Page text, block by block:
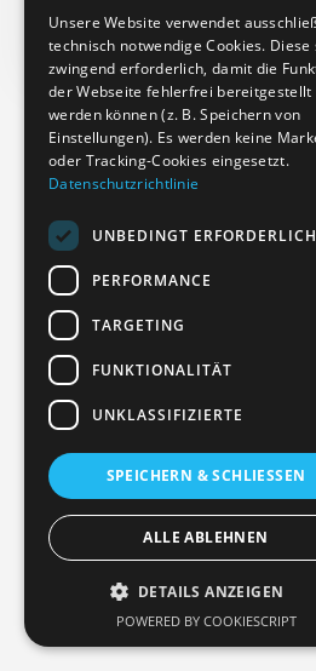
IMPRESSUM
Copyright © 2026 ·
Unsere Website verwendet
technisch notwendige Cookies. Diese
zwingend erforderlich, damit die
der Webseite fehlerfrei bereitgestellt
werden können (z. B. Speichern von
Einstellungen). Es werden keine
oder Tracking-Cookies eingesetzt.
Datenschutzrichtlinie
UNBEDINGT ERFORDERLICH
PERFORMANCE
TARGETING
FUNKTIONALITÄT
UNKLASSIFIZIERTE
SPEICHERN & SCHLIESSEN
ALLE ABLEHNEN
DETAILS ANZEIGEN
POWERED BY COOKIESCRIPT